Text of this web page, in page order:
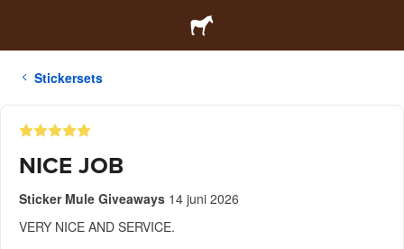
Stickersets
NICE JOB
Sticker Mule Giveaways 14 juni 2026
VERY NICE AND SERVICE.